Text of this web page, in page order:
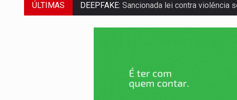
ÚLTIMAS DEEPFAKE: Sancionada lei contra violência
COLEGIADO:Brasil e Rússia discutem
Amazônia Negra ganha
Porto Velho tem chances de